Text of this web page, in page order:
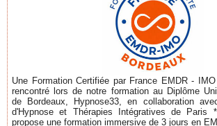
Une Formation Certifiée par France EMDR -
rencontré lors de notre formation au Diplôme
de Bordeaux, Hypnose33, en collaboration
d'Hypnose et Thérapies Intégratives de Paris
propose une formation immersive de 3 jours en